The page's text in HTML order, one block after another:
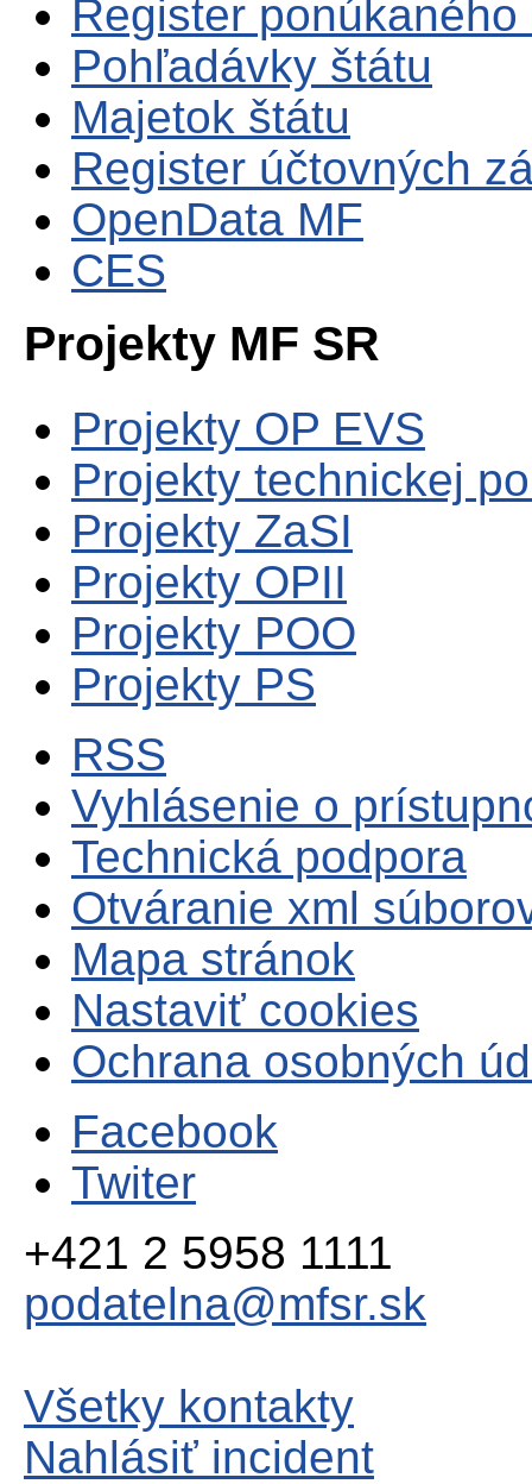
Register
Pohľadávky štátu
Majetok štátu
Register účtovných
OpenData MF
CES
Projekty MF SR
Projekty OP EVS
Projekty technickej
Projekty ZaSI
Projekty OPII
Projekty POO
Projekty PS
RSS
Vyhlásenie o
Technická podpora
Otváranie xml
Mapa stránok
Nastaviť cookies
Ochrana osobných
Facebook
Twiter
+421 2 5958 1111
podatelna@mfsr.sk
Všetky kontakty
Nahlásiť incident